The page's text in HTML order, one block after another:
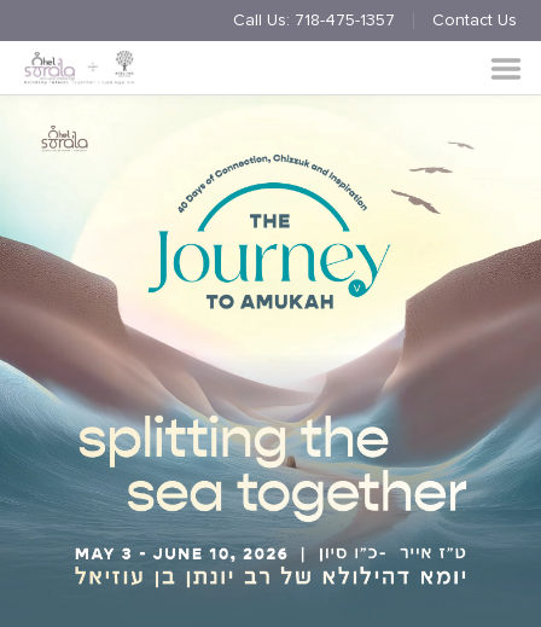
Call Us: 718-475-1357 Contact Us
Multimedia
Simchas
Member Events
Nishmas
Unite
Log in Donate Join Us